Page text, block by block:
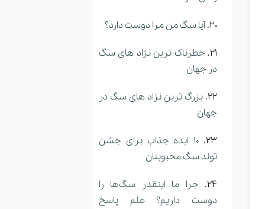
آیا سگ من مرا دوست دارد؟
خطرناک ترین نژاد های سگ
در جهان
بزرگ ترین نژاد های سگ در
جهان
10 ایده جذاب برای جشن
تولد سگ محبوبتان
چرا ما اینقدر سگ‌ها را
دوست داریم؟ علم پاسخ